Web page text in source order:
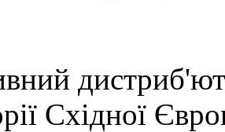
Східної